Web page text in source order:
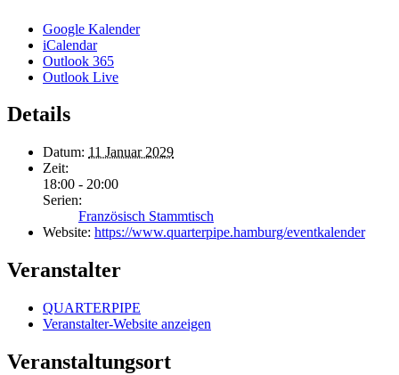
Google Kalender
iCalendar
Outlook 365
Outlook Live
Details
Datum: 11 Januar 2029
Zeit:
18:00 - 20:00
Serien:
Französisch Stammtisch
Website: https://www.quarterpipe.hamburg/eventkalender
Veranstalter
QUARTERPIPE
Veranstalter-Website anzeigen
Veranstaltungsort